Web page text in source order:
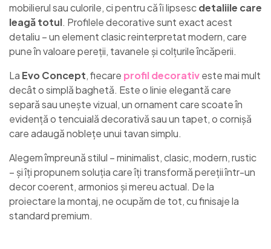
mobilierul sau culorile, ci pentru că îi lipsescdetaliile care
leagă totul. Profilele decorative sunt exact acest
detaliu – un element clasic reinterpretat modern, care
pune în valoare pereții, tavanele și colțurile încăperii.
La Evo Concept, fiecare profil decorativeste mai mult
decât o simplă baghetă. Este o linie elegantă care
separă sau unește vizual, un ornament care scoate în
evidență o tencuială decorativă sau un tapet, o cornișă
care adaugă noblețe unui tavan simplu.
Alegem împreună stilul – minimalist, clasic, modern, rustic
– și îți propunem soluția care îți transformă pereții într-un
decor coerent, armonios și mereu actual. De la
proiectare la montaj, ne ocupăm de tot, cu finisaje la
standard premium.